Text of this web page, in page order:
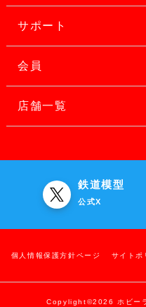
サポート
会員
店舗一覧
鉄道模型
公式X
個人情報保護方針ページ サイトポ
Copylight©2026 ホビー